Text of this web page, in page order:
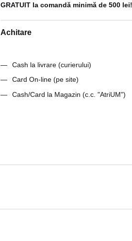
GRATUIT la comandă minimă de 500 lei!
Achitare
Cash la livrare (curierului)
Card On-line (pe site)
Cash/Card la Magazin (c.c. "AtriUM")